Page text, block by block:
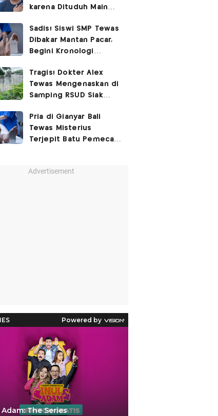
karena Dituduh Main
Sadis! Siswi SMP Tewas
Dibakar Mantan Pacar,
Begini Kronologi
Tragis! Dokter Alex
Tewas Mengenaskan di
Samping RSUD Siak
Rocuronium
Pria di Gianyar Bali
Tewas Misterius
Terjepit Batu Pemecah
Advertisement